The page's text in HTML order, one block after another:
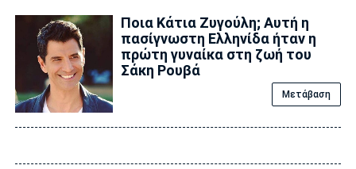
Ποια Κάτια Ζυγούλη; Αυτή η
πασίγνωστη Ελληνίδα ήταν η
πρώτη γυναίκα στη ζωή του
Σάκη Ρουβά
Μετάβαση